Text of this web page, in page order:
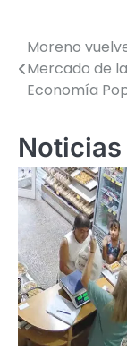
de
Moreno
Mercado de la
Economía